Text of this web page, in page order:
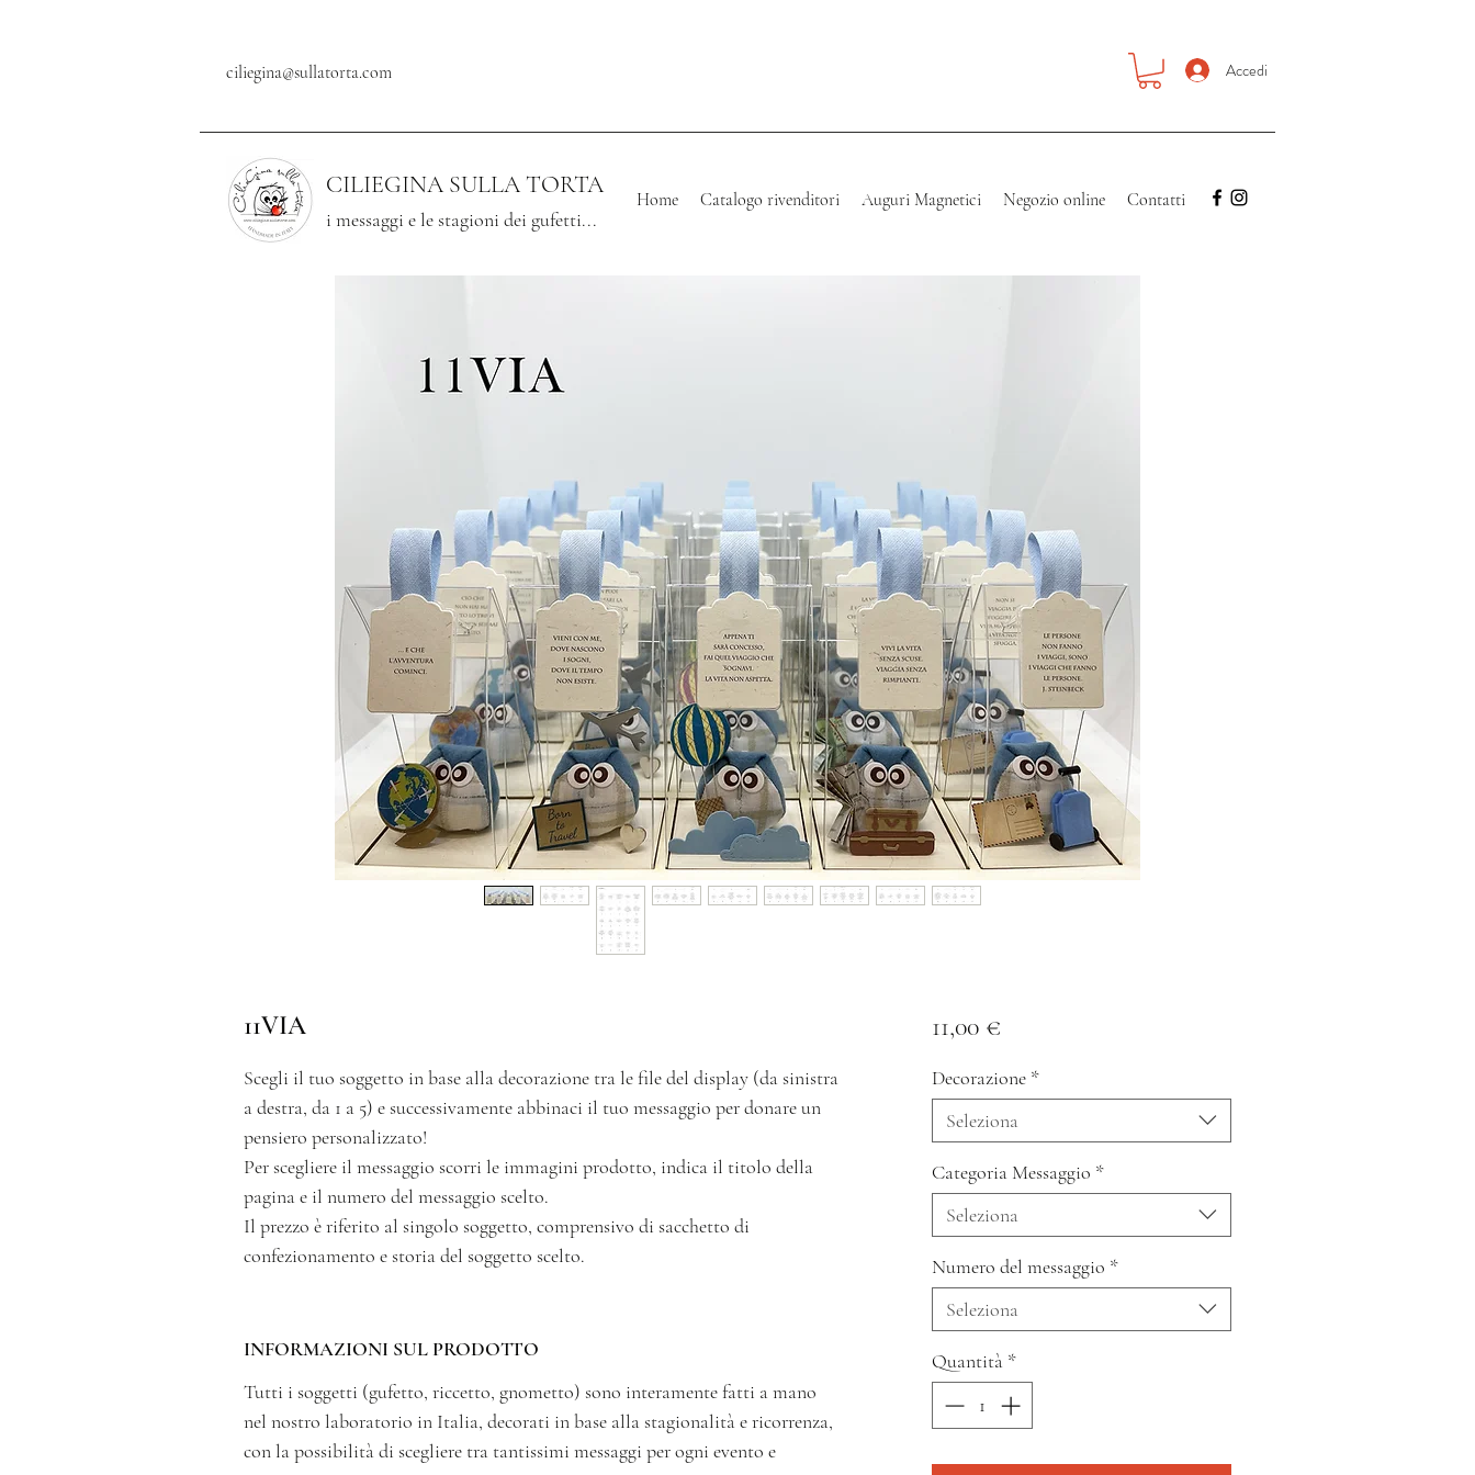
ciliegina@sullatorta.com Accedi
CILIEGINA SULLA TORTA
i messaggi e le stagioni dei gufetti...
Home Catalogo rivenditori Auguri Magnetici Negozio online Contatti
11VIA
Scegli il tuo soggetto in base alla decorazione tra le file del display (da sinistra
a destra, da 1 a 5) e successivamente abbinaci il tuo messaggio per donare un
pensiero personalizzato!
Per scegliere il messaggio scorri le immagini prodotto, indica il titolo della
pagina e il numero del messaggio scelto.
Il prezzo è riferito al singolo soggetto, comprensivo di sacchetto di
confezionamento e storia del soggetto scelto.
INFORMAZIONI SUL PRODOTTO
Tutti i soggetti (gufetto, riccetto, gnometto) sono interamente fatti a mano
nel nostro laboratorio in Italia, decorati in base alla stagionalità e ricorrenza,
con la possibilità di scegliere tra tantissimi messaggi per ogni evento e
11,00 €Prezzo
Decorazione *
Seleziona
Categoria Messaggio *
Seleziona
Numero del messaggio *
Seleziona
Quantità *